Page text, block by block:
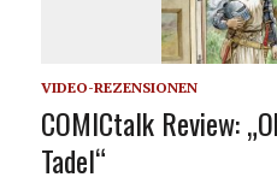
VIDEO-REZENSIONEN
COMICtalk Review:
Tadel“